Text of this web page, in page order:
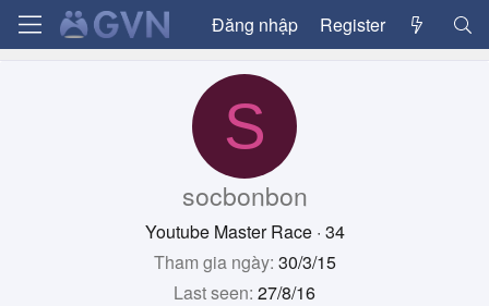
Đăng nhập Register
S
socbonbon
Youtube Master Race · 34
Tham gia ngày 30/3/15
Last seen 27/8/16